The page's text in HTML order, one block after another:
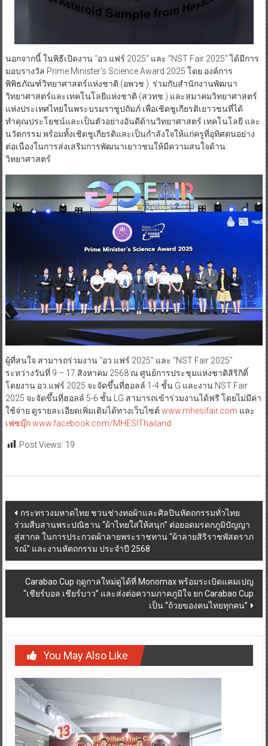
นอกจากนี้ ในพิธีเปิดงาน “อว.แฟร์ 2025” และ “NST Fair 2025” ได้มีการ
มอบรางวัล Prime Minister’s Science Award 2025 โดย องค์การ
พิพิธภัณฑ์วิทยาศาสตร์แห่งชาติ (อพวช.) ร่วมกับสำนักงานพัฒนา
วิทยาศาสตร์และเทคโนโลยีแห่งชาติ (สวทช.) และสมาคมวิทยาศาสตร์
แห่งประเทศไทยในพระบรมราชูปถัมภ์ เพื่อเชิดชูเกียรติเยาวชนที่ได้
ทำคุณประโยชน์และเป็นตัวอย่างอันดีด้านวิทยาศาสตร์ เทคโนโลยี และ
นวัตกรรม พร้อมทั้งเชิดชูเกียรติและเป็นกำลังใจให้แก่ครูที่อุทิศตนอย่าง
ต่อเนื่องในการส่งเสริมการพัฒนาเยาวชนให้มีความสนใจด้าน
วิทยาศาสตร์
ผู้ที่สนใจ สามารถร่วมงาน “อว.แฟร์ 2025” และ “NST Fair 2025”
ระหว่างวันที่ 9 – 17 สิงหาคม 2568 ณ ศูนย์การประชุมแห่งชาติสิริกิติ์
โดยงาน อว.แฟร์ 2025 จะจัดขึ้นที่ฮอลล์ 1-4 ชั้น G และงาน NST Fair
2025 จะจัดขึ้นที่ฮอลล์ 5-6 ชั้น LG สามารถเข้าร่วมงานได้ฟรี โดยไม่มีค่า
ใช้จ่าย ดูรายละเอียดเพิ่มเติมได้ทางเว็บไซต์ www.mhesifair.com และ
เฟซบุ๊กwww.facebook.com/MHESIThailand
Post Views: 19
Post
navigation
กระทรวงมหาดไทย ชวนช่างทอผ้าและศิลปินหัตถกรรมทั่วไทย
ร่วมสืบสานพระปณิธาน “ผ้าไทยใส่ให้สนุก” ต่อยอดมรดกภูมิปัญญา
สู่สากล ในการประกวดผ้าลายพระราชทาน “ผ้าลายสิริราชพัสตราภ
รณ์” และงานหัตถกรรม ประจำปี 2568
Carabao Cup ฤดูกาลใหม่ดูได้ที่ Monomax พร้อมระเบิดแคมเปญ
“เชียร์บอล เชียร์บาว” และส่งต่อความภาคภูมิใจ ยก Carabao Cup
เป็น “ถ้วยของคนไทยทุกคน”
You May Also Like